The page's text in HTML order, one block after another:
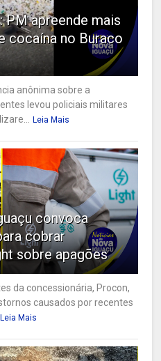
apreende mais
cocaína no Buraco
anônima sobre a
levou policiais militares
Leia Mais
convoca
cobrar
sobre apagões
da concessionária, Procon,
causados por recentes
Leia Mais